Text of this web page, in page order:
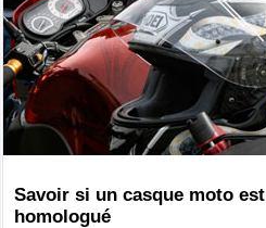
Savoir si un casque moto est
homologué